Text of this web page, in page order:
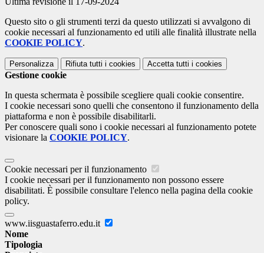
Questo sito o gli strumenti terzi da questo utilizzati si avvalgono di
cookie necessari al funzionamento ed utili alle finalità illustrate nella
COOKIE POLICY.
Personalizza Rifiuta tutti i cookies Accetta tutti i cookies
Gestione cookie
In questa schermata è possibile scegliere quali cookie consentire.
I cookie necessari sono quelli che consentono il funzionamento della
piattaforma e non è possibile disabilitarli.
Per conoscere quali sono i cookie necessari al funzionamento potete
visionare la COOKIE POLICY.
Cookie necessari per il funzionamento
I cookie necessari per il funzionamento non possono essere
disabilitati. È possibile consultare l'elenco nella pagina della cookie
policy.
www.iisguastaferro.edu.it
Nome
Tipologia